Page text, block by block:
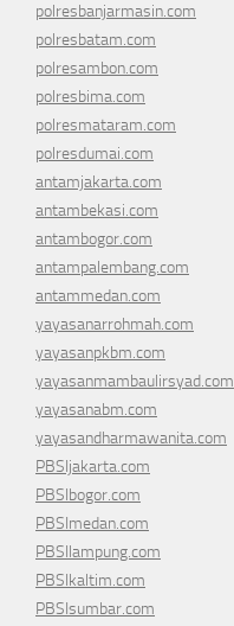
polresbanjarmasin.com
polresbatam.com
polresambon.com
polresbima.com
polresmataram.com
polresdumai.com
antamjakarta.com
antambekasi.com
antambogor.com
antampalembang.com
antammedan.com
yayasanarrohmah.com
yayasanpkbm.com
yayasanmambaulirsyad.com
yayasanabm.com
yayasandharmawanita.com
PBSIjakarta.com
PBSIbogor.com
PBSImedan.com
PBSIlampung.com
PBSIkaltim.com
PBSIsumbar.com